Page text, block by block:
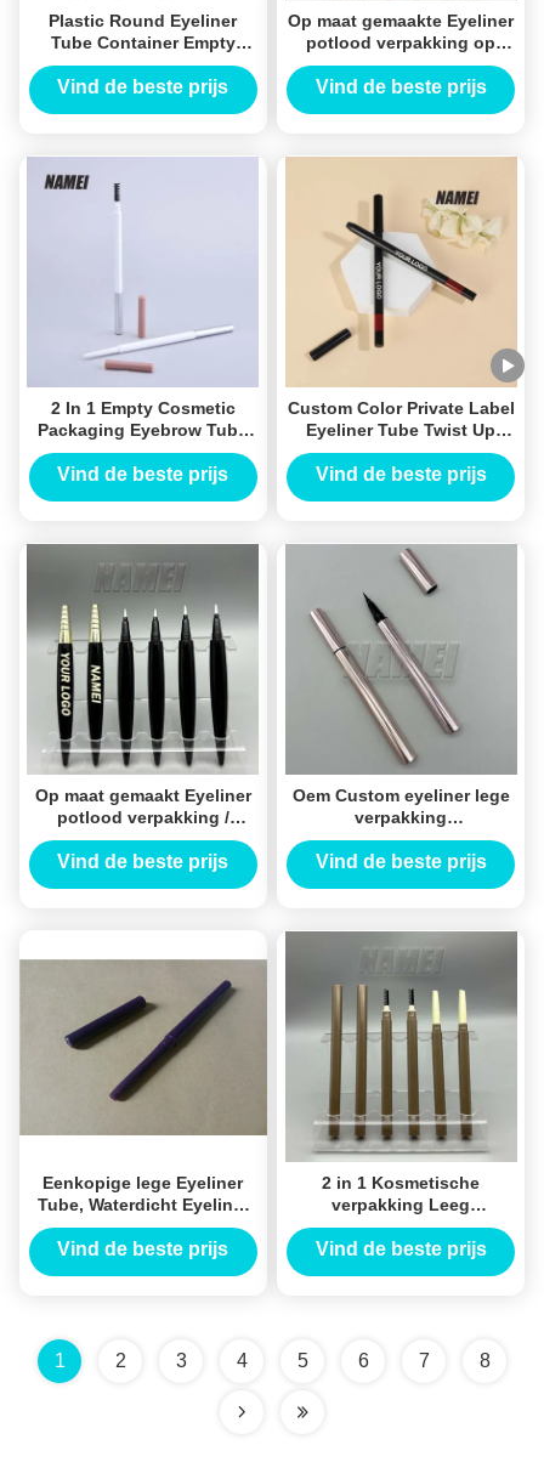
Plastic Round Eyeliner
Tube Container Empty
Cosmetic Eyeliner
Container Eyeliner Tube
Packaging For Make Up
Vind de beste prijs
Op maat gemaakte Eyeliner
potlood verpakking op
maat gedrukt felt punt
Eyeliner buis
Vind de beste prijs
2 In 1 Empty Cosmetic
Packaging Eyebrow Tube
Container Empty Eyeliner
Tube Container
Vind de beste prijs
Custom Color Private Label
Eyeliner Tube Twist Up
Round Shape Lip Liner
Pencil Container For
Vind de beste prijs
Op maat gemaakt Eyeliner
potlood verpakking /
Eyeliner potlood lege
Eyeliner buis
Vind de beste prijs
Oem Custom eyeliner lege
verpakking
Schommelkralen vloeibare
eyeliner pen container
Custom lege eyeliner buis
Vind de beste prijs
Eenkopige lege Eyeliner
Tube, Waterdicht Eyeliner
Potloden SGS-certificering
Vind de beste prijs
2 in 1 Kosmetische
verpakking Leeg
Oogbrauw buiscontainer
Leeg Eyeliner
Vind de beste prijs
1 2 3 4 5 6 7 8